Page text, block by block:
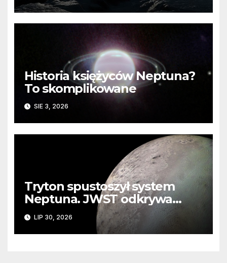
Historia księżyców Neptuna?
To skomplikowane
SIE 3, 2026
Tryton spustoszył system
Neptuna. JWST odkrywa
ślady kosmicznej katastrofy i
zaginionego lodu
LIP 30, 2026